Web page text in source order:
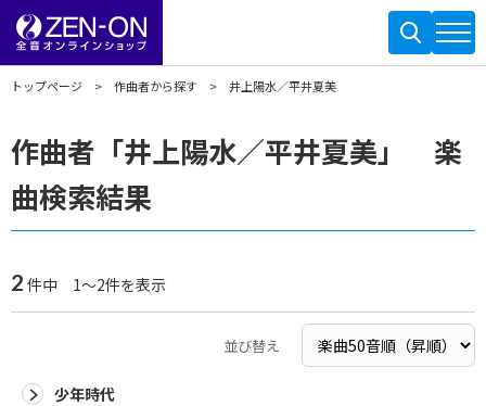
トップページ 作曲者から探す 井上陽水／平井夏美
作曲者「井上陽水／平井夏美」 楽
曲検索結果
2 件中 1～2件を表示
並び替え
少年時代